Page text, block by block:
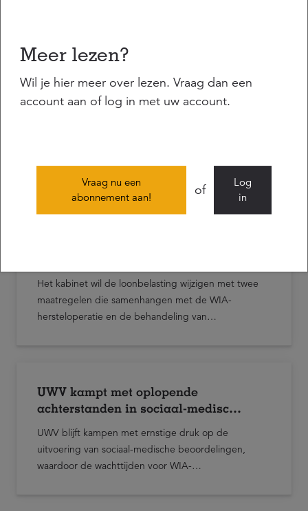
Meer lezen?
Wil je hier meer over lezen. Vraag dan een
account aan of log in met uw account.
Vraag nu een
abonnement aan!
of
Log
in
Meest gelezen
Eerste Kamer stemt in met Wet
herziening bedrag ineens:
een belangrijke stap gezet richting de invoering van
het keuzerecht waarmee werknemers bij
pensionering maximaal 10% van hun
ouderdomspensioen in één keer kunnen opnemen.
samenvoegbepaling
Het kabinet wil de loonbelasting wijzigen met twee
maatregelen die samenhangen met de WIA-
hersteloperatie en de behandeling van
UWV kampt met oplopende
achterstanden in sociaal-medische
UWV blijft kampen met ernstige druk op de
uitvoering van sociaal-medische beoordelingen,
waardoor de wachttijden voor WIA-